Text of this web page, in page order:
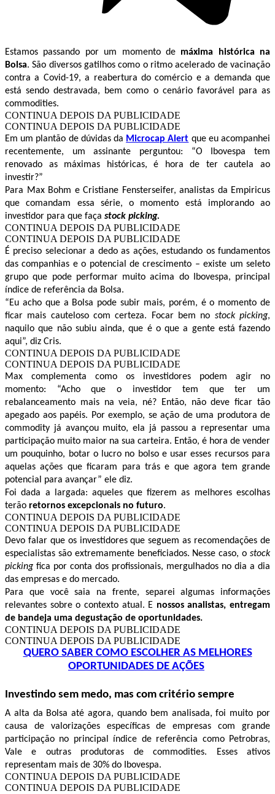
Estamos passando por um momento de máxima histórica na
Bolsa. São diversos gatilhos como o ritmo acelerado de vacinação
contra a Covid-19, a reabertura do comércio e a demanda que
está sendo destravada, bem como o cenário favorável para as
commodities.
CONTINUA DEPOIS DA PUBLICIDADE
CONTINUA DEPOIS DA PUBLICIDADE
Em um plantão de dúvidas da Microcap Alert que eu acompanhei
recentemente, um assinante perguntou: “O Ibovespa tem
renovado as máximas históricas, é hora de ter cautela ao
investir?”
Para Max Bohm e Cristiane Fensterseifer, analistas da Empiricus
que comandam essa série, o momento está implorando ao
investidor para que faça stock picking.
CONTINUA DEPOIS DA PUBLICIDADE
CONTINUA DEPOIS DA PUBLICIDADE
É preciso selecionar a dedo as ações, estudando os fundamentos
das companhias e o potencial de crescimento – existe um seleto
grupo que pode performar muito acima do Ibovespa, principal
índice de referência da Bolsa.
“Eu acho que a Bolsa pode subir mais, porém, é o momento de
ficar mais cauteloso com certeza. Focar bem no stock picking,
naquilo que não subiu ainda, que é o que a gente está fazendo
aqui”, diz Cris.
CONTINUA DEPOIS DA PUBLICIDADE
CONTINUA DEPOIS DA PUBLICIDADE
Max complementa como os investidores podem agir no
momento: “Acho que o investidor tem que ter um
rebalanceamento mais na veia, né? Então, não deve ficar tão
apegado aos papéis. Por exemplo, se ação de uma produtora de
commodity já avançou muito, ela já passou a representar uma
participação muito maior na sua carteira. Então, é hora de vender
um pouquinho, botar o lucro no bolso e usar esses recursos para
aquelas ações que ficaram para trás e que agora tem grande
potencial para avançar” ele diz.
Foi dada a largada: aqueles que fizerem as melhores escolhas
terão retornos excepcionais no futuro.
CONTINUA DEPOIS DA PUBLICIDADE
CONTINUA DEPOIS DA PUBLICIDADE
Devo falar que os investidores que seguem as recomendações de
especialistas são extremamente beneficiados. Nesse caso, o stock
picking fica por conta dos profissionais, mergulhados no dia a dia
das empresas e do mercado.
Para que você saia na frente, separei algumas informações
relevantes sobre o contexto atual. E nossos analistas, entregam
de bandeja uma degustação de oportunidades.
CONTINUA DEPOIS DA PUBLICIDADE
CONTINUA DEPOIS DA PUBLICIDADE
QUERO SABER COMO ESCOLHER AS MELHORES
OPORTUNIDADES DE AÇÕES
Investindo sem medo, mas com critério sempre
A alta da Bolsa até agora, quando bem analisada, foi muito por
causa de valorizações específicas de empresas com grande
participação no principal índice de referência como Petrobras,
Vale e outras produtoras de commodities. Esses ativos
representam mais de 30% do Ibovespa.
CONTINUA DEPOIS DA PUBLICIDADE
CONTINUA DEPOIS DA PUBLICIDADE